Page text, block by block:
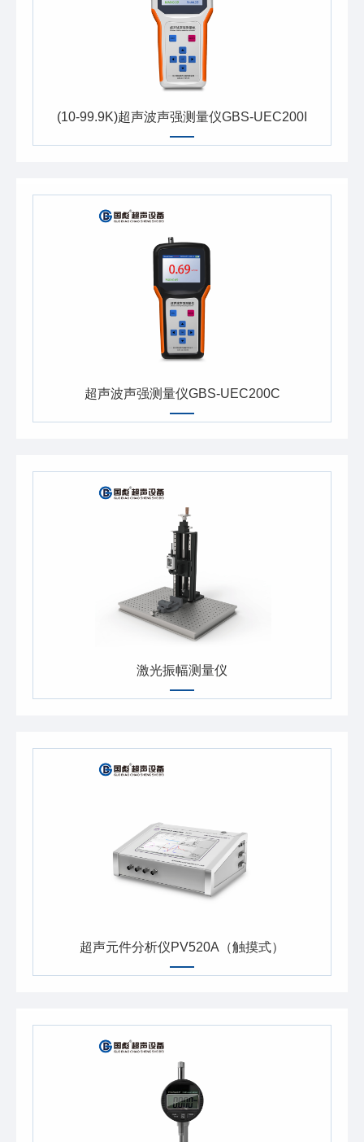
(10-99.9K)超声波声强测量仪GBS-UEC200I
超声波声强测量仪GBS-UEC200C
激光振幅测量仪
超声元件分析仪PV520A（触摸式）